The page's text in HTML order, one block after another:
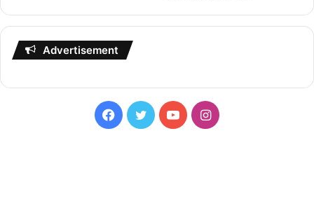
Advertisement
Facebook
TwitterYouTubeInstagram